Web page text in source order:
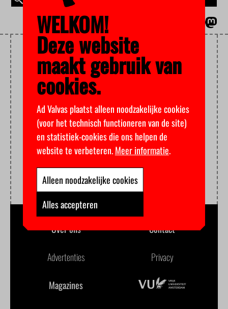
STUDENT LOANS
Over ons Contact
Advertenties Privacy
Magazines
WELKOM!
Deze website
maakt gebruik van
cookies.
Ad Valvas plaatst alleen noodzakelijke cookies
(voor het technisch functioneren van de site)
en statistiek-cookies die ons helpen de
website te verbeteren.Meer informatie.
Alleen noodzakelijke cookies
Alles accepteren